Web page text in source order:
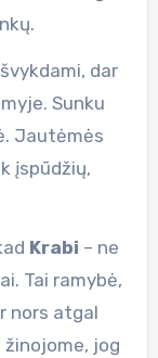
dar
Sunku
Jautėmės
įspūdžių,
Krabi – ne
Tai ramybė,
nors atgal
jog